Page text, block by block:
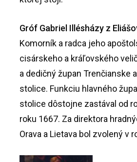
Gróf Gabriel Illésházy z
Komorník a radca jeho
cisárskeho a kráľovského
a dedičný župan Trenčianske
stolice. Funkciu hlavného
stolice dôstojne zastával od
roku 1667. Za direktora
Orava a Lietava bol zvolený v